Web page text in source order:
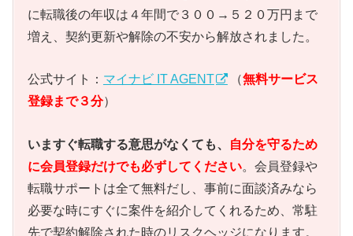
に転職後の年収は４年間で３００→５２０万円まで
増え、契約更新や解除の不安から解放されました。
公式サイト： マイナビ IT AGENT （無料サービス
登録まで３分）
いますぐ転職する意思がなくても、
自分を守るため
に会員登録だけでも必ずしてください。会員登録や
転職サポートは全て無料だし、事前に面談済みなら
必要な時にすぐに案件を紹介してくれるため、常駐
先で契約解除された時のリスクヘッジになります。